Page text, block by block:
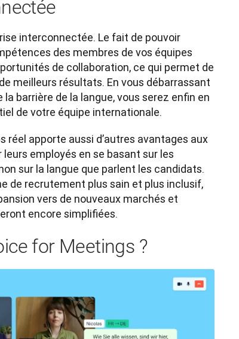
interconnectée. Le fait de pouvoir
des membres de vos équipes
de collaboration, ce qui permet de
meilleurs résultats. En vous débarrassant
barrière de la langue, vous serez enfin en
de votre équipe internationale.
apporte aussi d’autres avantages aux
employés en se basant sur les
sur la langue que parlent les candidats.
de recrutement plus sain et plus inclusif,
vers de nouveaux marchés et
encore simplifiées.
for Meetings ?